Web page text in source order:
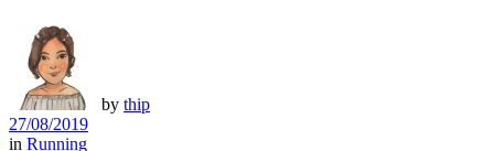
by thip
27/08/2019
in Running